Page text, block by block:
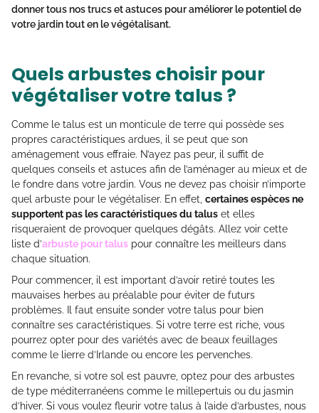
donner tous nos trucs et astuces pour améliorer le potentiel de
votre jardin tout en le végétalisant.
Quels arbustes choisir pour
végétaliser votre talus ?
Comme le talus est un monticule de terre qui possède ses
propres caractéristiques ardues, il se peut que son
aménagement vous effraie. N’ayez pas peur, il suffit de
quelques conseils et astuces afin de l’aménager au mieux et de
le fondre dans votre jardin. Vous ne devez pas choisir n’importe
quel arbuste pour le végétaliser. En effet, certaines espèces ne
supportent pas les caractéristiques du talus et elles
risqueraient de provoquer quelques dégâts. Allez voir cette
liste d’arbuste pour talus pour connaître les meilleurs dans
chaque situation.
Pour commencer, il est important d’avoir retiré toutes les
mauvaises herbes au préalable pour éviter de futurs
problèmes. Il faut ensuite sonder votre talus pour bien
connaître ses caractéristiques. Si votre terre est riche, vous
pourrez opter pour des variétés avec de beaux feuillages
comme le lierre d’Irlande ou encore les pervenches.
En revanche, si votre sol est pauvre, optez pour des arbustes
de type méditerranéens comme le millepertuis ou du jasmin
d’hiver. Si vous voulez fleurir votre talus à l’aide d’arbustes, nous